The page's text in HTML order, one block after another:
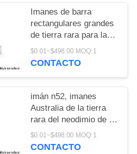
Imanes de barra
rectangulares grandes
de tierra rara para la
asamblea componente
industrial
$0.01~$498.00 MOQ:1
CONTACTO
imán n52, imanes
Australia de la tierra
rara del neodimio de la
tierra rara
$0.01~$498.00 MOQ:1
CONTACTO